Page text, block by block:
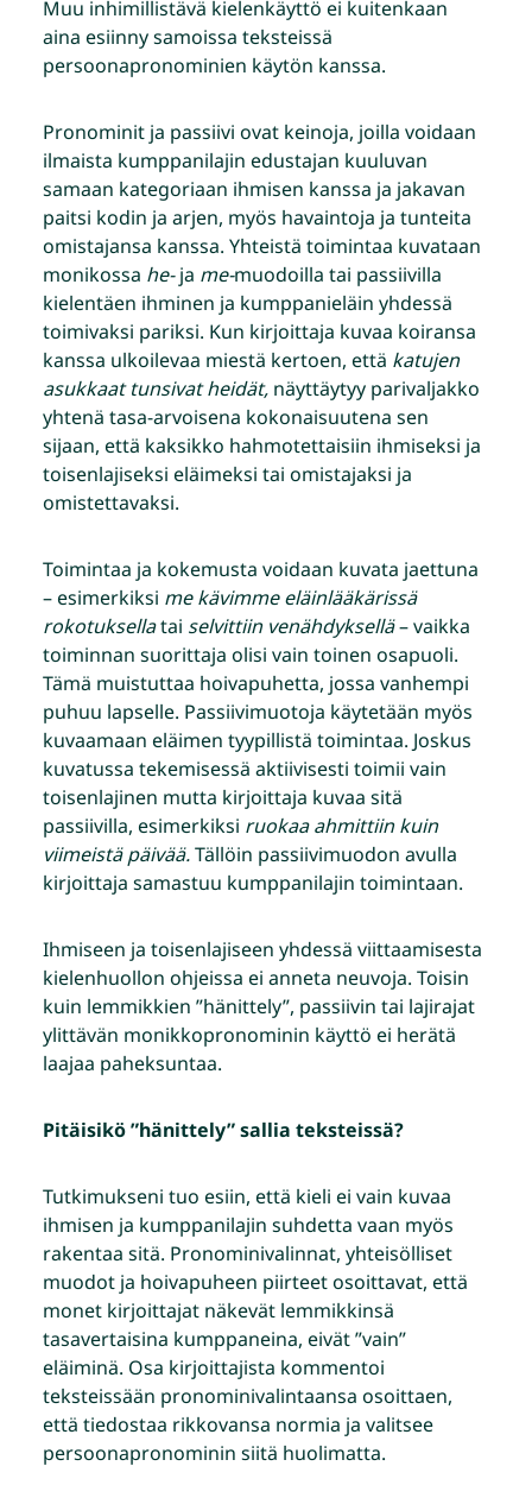
Muu inhimillistävä kielenkäyttö ei kuitenkaan
aina esiinny samoissa teksteissä
persoonapronominien käytön kanssa.
Pronominit ja passiivi ovat keinoja, joilla voidaan
ilmaista kumppanilajin edustajan kuuluvan
samaan kategoriaan ihmisen kanssa ja jakavan
paitsi kodin ja arjen, myös havaintoja ja tunteita
omistajansa kanssa. Yhteistä toimintaa kuvataan
monikossa he-ja me-muodoilla tai passiivilla
kielentäen ihminen ja kumppanieläin yhdessä
toimivaksi pariksi. Kun kirjoittaja kuvaa koiransa
kanssa ulkoilevaa miestä kertoen, että katujen
asukkaat tunsivat heidät, näyttäytyy parivaljakko
yhtenä tasa-arvoisena kokonaisuutena sen
sijaan, että kaksikko hahmotettaisiin ihmiseksi ja
toisenlajiseksi eläimeksi tai omistajaksi ja
omistettavaksi.
Toimintaa ja kokemusta voidaan kuvata jaettuna
– esimerkiksi me kävimme eläinlääkärissä
rokotuksellatai selvittiin venähdyksellä– vaikka
toiminnan suorittaja olisi vain toinen osapuoli.
Tämä muistuttaa hoivapuhetta, jossa vanhempi
puhuu lapselle. Passiivimuotoja käytetään myös
kuvaamaan eläimen tyypillistä toimintaa. Joskus
kuvatussa tekemisessä aktiivisesti toimii vain
toisenlajinen mutta kirjoittaja kuvaa sitä
passiivilla, esimerkiksi ruokaa ahmittiin kuin
viimeistä päivää.Tällöin passiivimuodon avulla
kirjoittaja samastuu kumppanilajin toimintaan.
Ihmiseen ja toisenlajiseen yhdessä viittaamisesta
kielenhuollon ohjeissa ei anneta neuvoja. Toisin
kuin lemmikkien ”hänittely”, passiivin tai lajirajat
ylittävän monikkopronominin käyttö ei herätä
laajaa paheksuntaa.
Pitäisikö ”hänittely” sallia teksteissä?
Tutkimukseni tuo esiin, että kieli ei vain kuvaa
ihmisen ja kumppanilajin suhdetta vaan myös
rakentaa sitä. Pronominivalinnat, yhteisölliset
muodot ja hoivapuheen piirteet osoittavat, että
monet kirjoittajat näkevät lemmikkinsä
tasavertaisina kumppaneina, eivät ”vain”
eläiminä. Osa kirjoittajista kommentoi
teksteissään pronominivalintaansa osoittaen,
että tiedostaa rikkovansa normia ja valitsee
persoonapronominin siitä huolimatta.